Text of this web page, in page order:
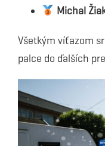
Michal
Všetkým víťazom
palce do ďalších